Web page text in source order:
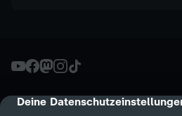
cmp-dialog-description
Deine